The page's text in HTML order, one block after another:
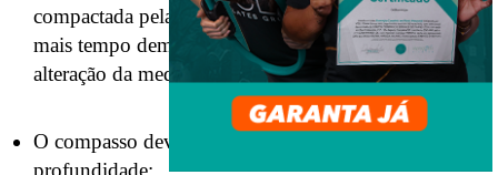
compactada pela pressão do compasso, e quanto
mais tempo demora-se para fazê-la, maior será a
alteração da medida;
O compasso deve ser colocado em média a 1cm de
profundidade;